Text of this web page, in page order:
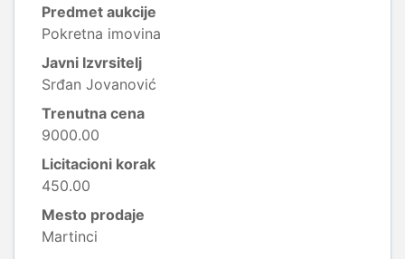
Predmet aukcije
Pokretna imovina
Javni Izvrsitelj
Srđan Jovanović
Trenutna cena
9000.00
Licitacioni korak
450.00
Mesto prodaje
Martinci